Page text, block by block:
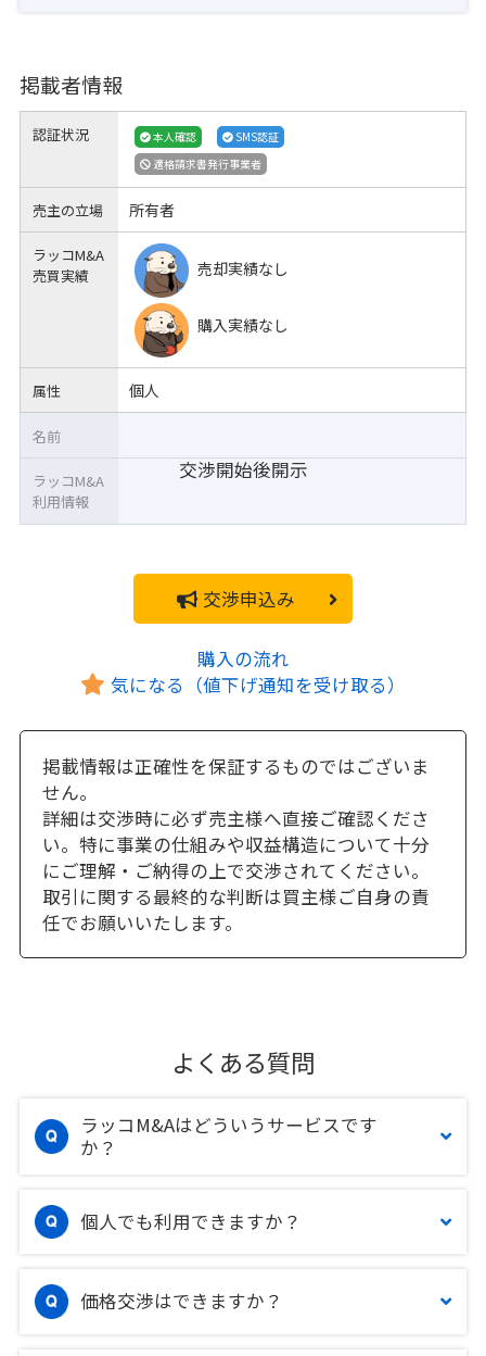
掲載者情報
認証状況 本人確認
SMS認証
適格請求書発行事業者
売主の立場 所有者
ラッコM&A
売買実績
売却実績なし
購入実績なし
属性 個人
交渉開始後開示
名前
ラッコM&A
利用情報
交渉申込み
購入の流れ
気になる（値下げ通知を受け取る）
掲載情報は正確性を保証するものではございま
せん。
詳細は交渉時に必ず売主様へ直接ご確認くださ
い。特に事業の仕組みや収益構造について十分
にご理解・ご納得の上で交渉されてください。
取引に関する最終的な判断は買主様ご自身の責
任でお願いいたします。
よくある質問
ラッコM&Aはどういうサービスです
か？
個人でも利用できますか？
価格交渉はできますか？